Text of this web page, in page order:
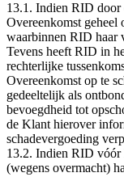
13.1. Indien RID door
Overeenkomst
waarbinnen RID haar
Tevens heeft RID in
rechterlijke
Overeenkomst op te
gedeeltelijk als
bevoegdheid tot
de Klant hierover
schadevergoeding
13.2. Indien RID vóór
(wegens overmacht)